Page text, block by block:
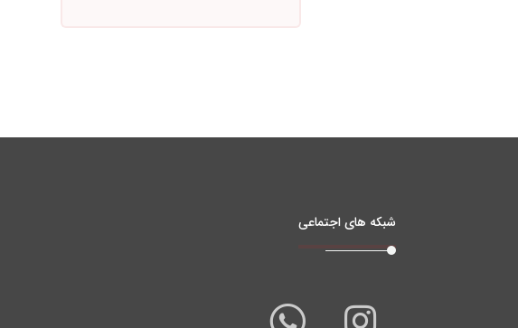
شبکه های اجتماعی